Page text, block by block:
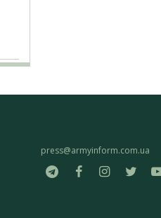
press@armyinform.com.ua